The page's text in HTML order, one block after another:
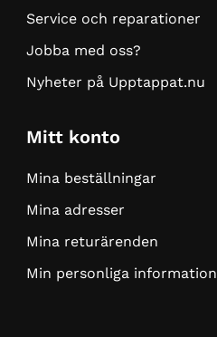
Service och reparationer
Jobba med oss?
Nyheter på Upptappat.nu
Mitt konto
Mina beställningar
Mina adresser
Mina returärenden
Min personliga information